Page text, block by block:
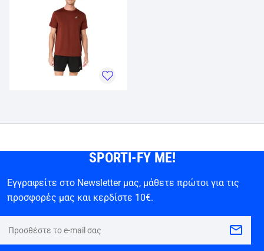
SPORTI-FY ME!
Εγγραφείτε στο Newsletter μας, μάθετε πρώτοι για τις
προσφορές μας και κερδίστε 10€.